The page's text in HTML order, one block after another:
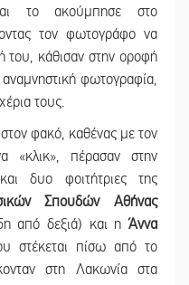
το ακούμπησε στο
τον φωτογράφο να
του, κάθισαν στην οροφή
φωτογραφία,
τους.
στον φακό, καθένας με τον
«κλικ», πέρασαν στην
δυο φοιτήτριες της
Σπουδών Αθήνας
από δεξιά) και ηΆννα
στέκεται πίσω από το
στη Λακωνία στα